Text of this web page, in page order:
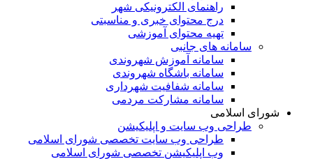
راهنمای الکترونیکی شهر
درج محتوای خبری و مناسبتی
تهیه محتوای آموزشی
سامانه های جانبی
سامانه آموزش شهروندی
سامانه باشگاه شهروندی
سامانه شفافیت شهرداری
سامانه مشارکت مردمی
شورای اسلامی
طراحی وب سایت و اپلیکیشن
طراحی وب سایت تخصصی شورای اسلامی
وب اپلیکیشن تخصصی شورای اسلامی